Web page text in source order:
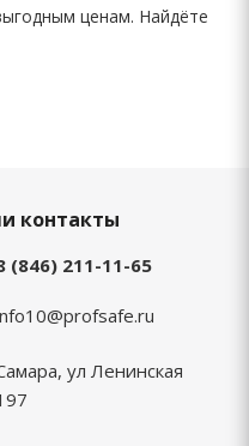
ценам. Найдёте
контакты
(846) 211-11-65
ул Ленинская